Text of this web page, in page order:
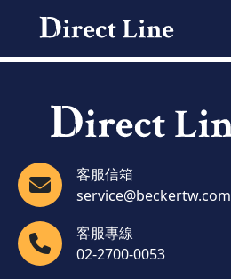
客服信箱
service@beckertw.com
客服專線
02-2700-0053